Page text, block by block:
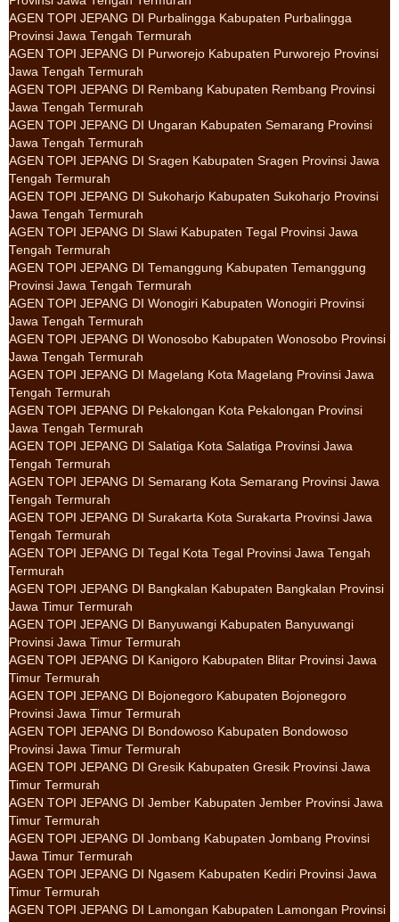
AGEN TOPI JEPANG DI Purbalingga Kabupaten Purbalingga
Provinsi Jawa Tengah Termurah
AGEN TOPI JEPANG DI Purworejo Kabupaten Purworejo Provinsi
Jawa Tengah Termurah
AGEN TOPI JEPANG DI Rembang Kabupaten Rembang Provinsi
Jawa Tengah Termurah
AGEN TOPI JEPANG DI Ungaran Kabupaten Semarang Provinsi
Jawa Tengah Termurah
AGEN TOPI JEPANG DI Sragen Kabupaten Sragen Provinsi Jawa
Tengah Termurah
AGEN TOPI JEPANG DI Sukoharjo Kabupaten Sukoharjo Provinsi
Jawa Tengah Termurah
AGEN TOPI JEPANG DI Slawi Kabupaten Tegal Provinsi Jawa
Tengah Termurah
AGEN TOPI JEPANG DI Temanggung Kabupaten Temanggung
Provinsi Jawa Tengah Termurah
AGEN TOPI JEPANG DI Wonogiri Kabupaten Wonogiri Provinsi
Jawa Tengah Termurah
AGEN TOPI JEPANG DI Wonosobo Kabupaten Wonosobo Provinsi
Jawa Tengah Termurah
AGEN TOPI JEPANG DI Magelang Kota Magelang Provinsi Jawa
Tengah Termurah
AGEN TOPI JEPANG DI Pekalongan Kota Pekalongan Provinsi
Jawa Tengah Termurah
AGEN TOPI JEPANG DI Salatiga Kota Salatiga Provinsi Jawa
Tengah Termurah
AGEN TOPI JEPANG DI Semarang Kota Semarang Provinsi Jawa
Tengah Termurah
AGEN TOPI JEPANG DI Surakarta Kota Surakarta Provinsi Jawa
Tengah Termurah
AGEN TOPI JEPANG DI Tegal Kota Tegal Provinsi Jawa Tengah
Termurah
AGEN TOPI JEPANG DI Bangkalan Kabupaten Bangkalan Provinsi
Jawa Timur Termurah
AGEN TOPI JEPANG DI Banyuwangi Kabupaten Banyuwangi
Provinsi Jawa Timur Termurah
AGEN TOPI JEPANG DI Kanigoro Kabupaten Blitar Provinsi Jawa
Timur Termurah
AGEN TOPI JEPANG DI Bojonegoro Kabupaten Bojonegoro
Provinsi Jawa Timur Termurah
AGEN TOPI JEPANG DI Bondowoso Kabupaten Bondowoso
Provinsi Jawa Timur Termurah
AGEN TOPI JEPANG DI Gresik Kabupaten Gresik Provinsi Jawa
Timur Termurah
AGEN TOPI JEPANG DI Jember Kabupaten Jember Provinsi Jawa
Timur Termurah
AGEN TOPI JEPANG DI Jombang Kabupaten Jombang Provinsi
Jawa Timur Termurah
AGEN TOPI JEPANG DI Ngasem Kabupaten Kediri Provinsi Jawa
Timur Termurah
AGEN TOPI JEPANG DI Lamongan Kabupaten Lamongan Provinsi